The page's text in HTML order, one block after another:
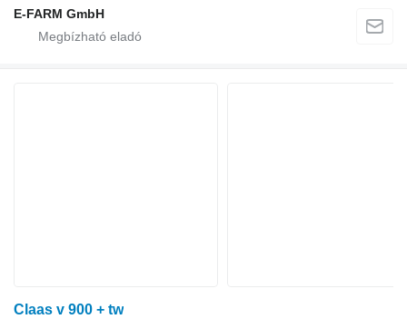
E-FARM GmbH
Claas v 900 + tw